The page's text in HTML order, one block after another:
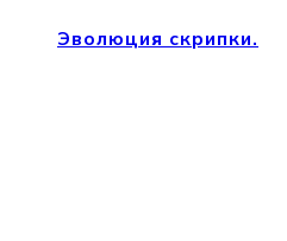
Эволюция скрипки.